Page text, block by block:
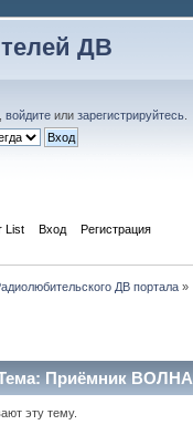
ДВ
войдите или зарегистрируйтесь
List Вход Регистрация
ДВ портала»
Приёмник
эту тему.